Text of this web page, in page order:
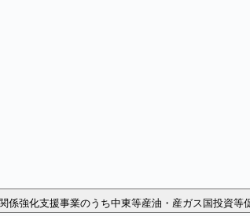
強化支援事業のうち中東等産油・産ガス国投資等